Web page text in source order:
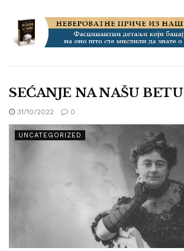
SEĆANJE NA NAŠU BETU
31/10/2022 0
UNCATEGORIZED